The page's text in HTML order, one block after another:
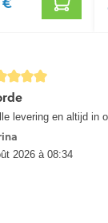
avec une
levering en altijd in
2026 à 08:34